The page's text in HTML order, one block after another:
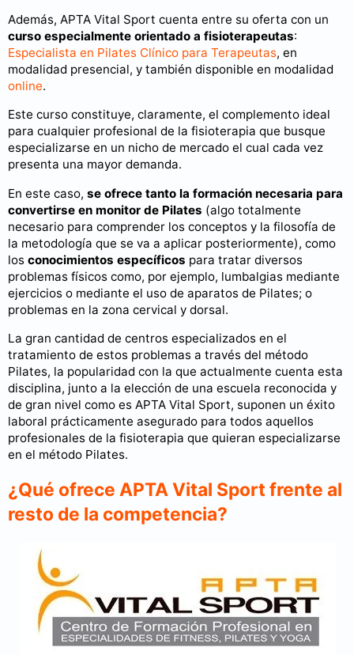
Además, APTA Vital Sport cuenta entre su oferta con un
curso especialmente orientado a fisioterapeutas:
Especialista en Pilates Clínico para Terapeutas, en
modalidad presencial, y también disponible en modalidad
online.
Este curso constituye, claramente, el complemento ideal
para cualquier profesional de la fisioterapia que busque
especializarse en un nicho de mercado el cual cada vez
presenta una mayor demanda.
En este caso, se ofrece tanto la formación necesaria para
convertirse en monitor de Pilates (algo totalmente
necesario para comprender los conceptos y la filosofía de
la metodología que se va a aplicar posteriormente), como
los conocimientos específicos para tratar diversos
problemas físicos como, por ejemplo, lumbalgias mediante
ejercicios o mediante el uso de aparatos de Pilates; o
problemas en la zona cervical y dorsal.
La gran cantidad de centros especializados en el
tratamiento de estos problemas a través del método
Pilates, la popularidad con la que actualmente cuenta esta
disciplina, junto a la elección de una escuela reconocida y
de gran nivel como es APTA Vital Sport, suponen un éxito
laboral prácticamente asegurado para todos aquellos
profesionales de la fisioterapia que quieran especializarse
en el método Pilates.
¿Qué ofrece APTA Vital Sport frente al
resto de la competencia?